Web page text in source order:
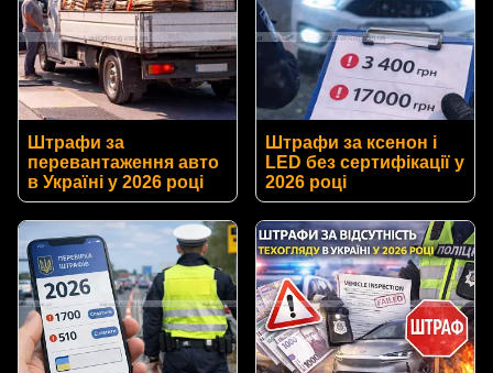
Штрафи за
перевантаження авто
в Україні у 2026 році
Штрафи за ксенон і
LED без сертифікації у
2026 році